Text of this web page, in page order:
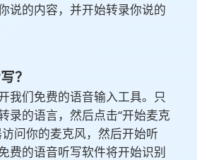
说的内容，并开始转录你说的
？
我们免费的语音输入工具。只
录的语言，然后点击“开始麦克
问你的麦克风，然后开始听
费的语音听写软件将开始识别